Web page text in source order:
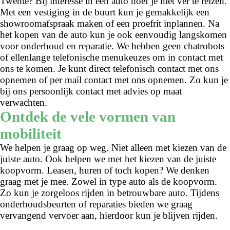
Met een vestiging in de buurt kun je gemakkelijk een
showroomafspraak maken of een proefrit inplannen. Na
het kopen van de auto kun je ook eenvoudig langskomen
voor onderhoud en reparatie. We hebben geen chatrobots
of ellenlange telefonische menukeuzes om in contact met
ons te komen. Je kunt direct telefonisch contact met ons
opnemen of per mail contact met ons opnemen. Zo kun je
bij ons persoonlijk contact met advies op maat
verwachten.
Ontdek de vele vormen van
mobiliteit
We helpen je graag op weg. Niet alleen met kiezen van de
juiste auto. Ook helpen we met het kiezen van de juiste
koopvorm. Leasen, huren of toch kopen? We denken
graag met je mee. Zowel in type auto als de koopvorm.
Zo kun je zorgeloos rijden in betrouwbare auto. Tijdens
onderhoudsbeurten of reparaties bieden we graag
vervangend vervoer aan, hierdoor kun je blijven rijden.